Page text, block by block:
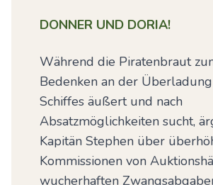
DONNER UND DORIA!
Während die Piratenbraut
Bedenken an der
Schiffes äußert und nach
Absatzmöglichkeiten sucht,
Kapitän Stephen über
Kommissionen von
wucherhaften